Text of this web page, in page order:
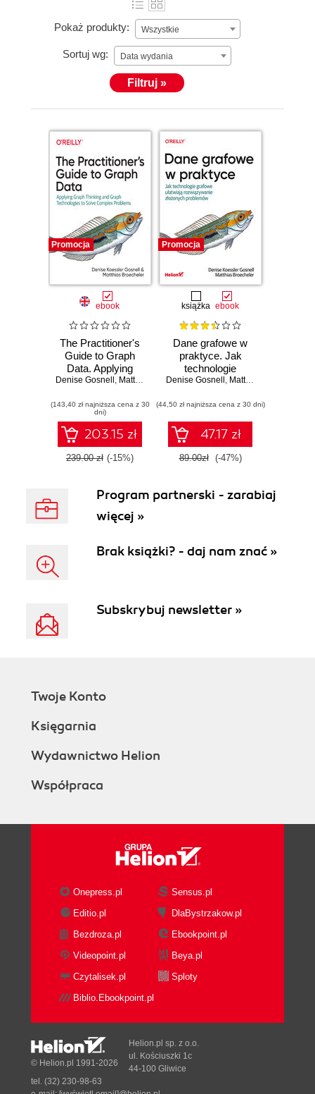
Pokaż produkty: Wszystkie
Sortuj wg: Data wydania
Filtruj »
Promocja
ebook
The Practitioner's
Guide to Graph
Data. Applying
Graph Thinking
Technologies to
Solve Complex
Problems
Denise Gosnell , Matthias Broecheler
(143,40 zł najniższa cena z 30
dni)
203.15 zł
239.00 zł (-15%)
Promocja
książka ebook
Dane grafowe w
praktyce. Jak
technologie
grafowe ułatwiają
złożonych
problemów
Denise Gosnell , Matthias Broecheler
(44,50 zł najniższa cena z 30 dni)
47.17 zł
89.00zł (-47%)
Program partnerski - zarabiaj
więcej »
Brak książki? - daj nam znać »
Subskrybuj newsletter »
Twoje Konto
Księgarnia
Wydawnictwo Helion
Współpraca
Onepress.pl
Sensus.pl
Editio.pl
DlaBystrzakow.pl
Bezdroza.pl
Ebookpoint.pl
Videopoint.pl
Beya.pl
Czytalisek.pl
Sploty
Biblio.Ebookpoint.pl
© Helion.pl 1991-2026
Helion.pl sp. z o.o.
ul. Kościuszki 1c
44-100 Gliwice
tel. (32) 230-98-63